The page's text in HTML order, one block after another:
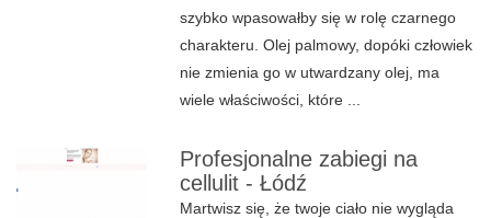
szybko wpasowałby się w rolę czarnego
charakteru. Olej palmowy, dopóki człowiek
nie zmienia go w utwardzany olej, ma
wiele właściwości, które ...
Profesjonalne zabiegi na
cellulit - Łódź
Martwisz się, że twoje ciało nie wygląda